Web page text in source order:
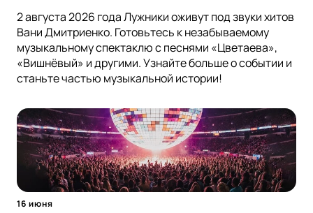
2 августа 2026 года Лужники оживут под звуки хитов
Вани Дмитриенко. Готовьтесь к незабываемому
музыкальному спектаклю с песнями «Цветаева»,
«Вишнёвый» и другими. Узнайте больше о событии и
станьте частью музыкальной истории!
16 июня